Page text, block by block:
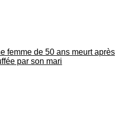
femme de 50 ans meurt après
par son mari